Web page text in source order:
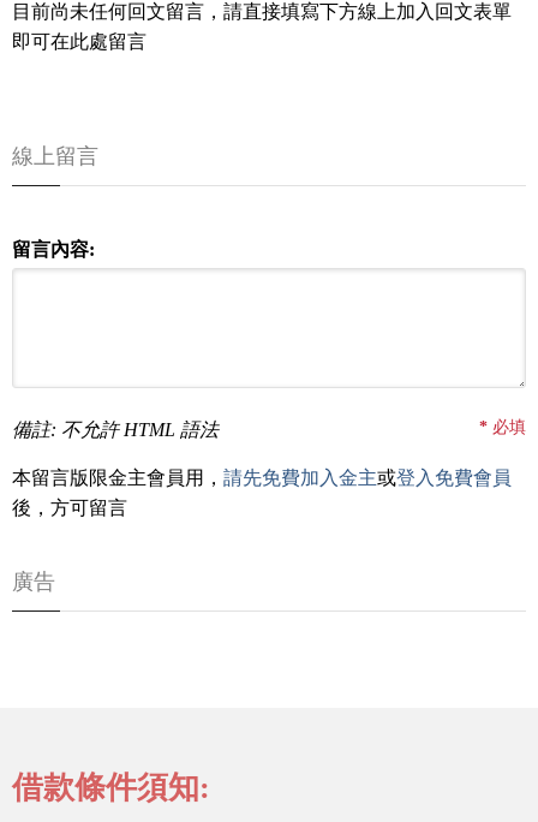
目前尚未任何回文留言，請直接填寫下方線上加入回文表單
即可在此處留言
線上留言
留言內容:
備註: 不允許 HTML 語法 * 必填
本留言版限金主會員用， 請先免費加入金主或登入免費會員
後，方可留言
廣告
借款條件須知: